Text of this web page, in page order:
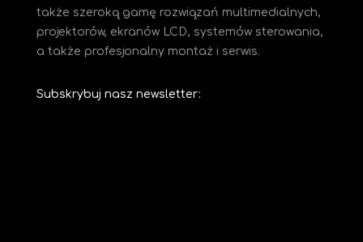
także szeroką gamę rozwiązań multimedialnych,
projektorów, ekranów LCD, systemów sterowania,
a także profesjonalny montaż i serwis.
Subskrybuj nasz newsletter: